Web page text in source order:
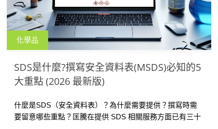
化學品
SDS是什麼?撰寫安全資料表(MSDS)必知的5
大重點 (2026 最新版)
什麼是SDS（安全資料表）？為什麼需要提供？撰寫時需
要留意哪些重點？匡騰在提供 SDS 相關服務方面已有三十